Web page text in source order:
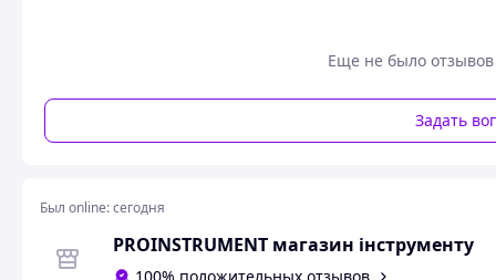
Профессиональная слесарная отвертка YATO YT-25960
монтажных работ. Инструмент относится к премиальной
эксплуатации в промышленности, строительстве,
срыва граней.
Еще не было отзывов
Задать
Был online:сегодня
PROINSTRUMENT магазин інструменту